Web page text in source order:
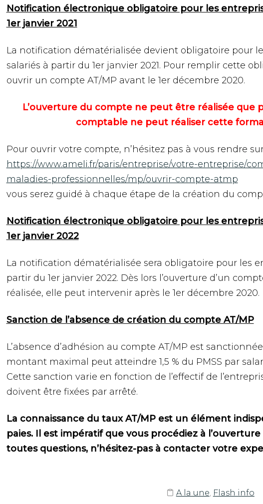
Notification électronique obligatoire pour les
1er janvier 2021
La notification dématérialisée devient obligatoire pour
salariés à partir du 1er janvier 2021. Pour remplir cette
ouvrir un compte AT/MP avant le 1er décembre 2020.
L’ouverture du compte ne peut être réalisée que
comptable ne peut réaliser cette
Pour ouvrir votre compte, n’hésitez pas à vous rendre
https://www.ameli.fr/paris/entreprise/votre-entreprise/
maladies-professionnelles/mp/ouvrir-compte-atmp
vous serez guidé à chaque étape de la création du
Notification électronique obligatoire pour les
1er janvier 2022
La notification dématérialisée sera obligatoire pour les
partir du 1er janvier 2022. Dès lors l’ouverture d’un
réalisée, elle peut intervenir après le 1er décembre 2020.
Sanction de l’absence de création du compte AT/MP
L’absence d’adhésion au compte AT/MP est
montant maximal peut atteindre 1,5 % du PMSS par
Cette sanction varie en fonction de l’effectif de
doivent être fixées par arrêté.
La connaissance du taux AT/MP est un élément
paies. Il est impératif que vous procédiez à
toutes questions, n’hésitez-pas à contacter votre
A la une, Flash info